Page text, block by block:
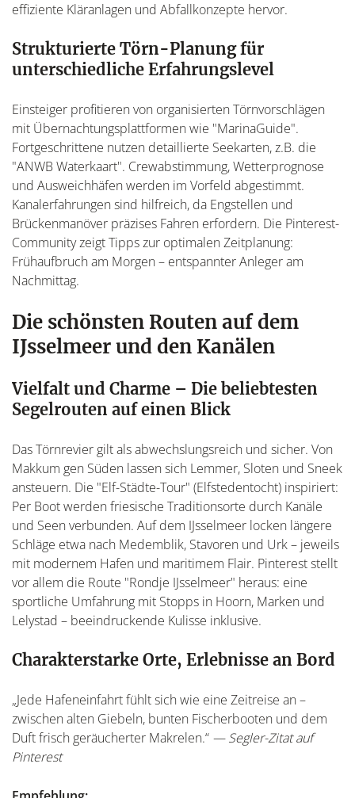
effiziente Kläranlagen und Abfallkonzepte hervor.
Strukturierte Törn-Planung für
unterschiedliche Erfahrungslevel
Einsteiger profitieren von organisierten Törnvorschlägen
mit Übernachtungsplattformen wie "MarinaGuide".
Fortgeschrittene nutzen detaillierte Seekarten, z.B. die
"ANWB Waterkaart". Crewabstimmung, Wetterprognose
und Ausweichhäfen werden im Vorfeld abgestimmt.
Kanalerfahrungen sind hilfreich, da Engstellen und
Brückenmanöver präzises Fahren erfordern. Die Pinterest-
Community zeigt Tipps zur optimalen Zeitplanung:
Frühaufbruch am Morgen – entspannter Anleger am
Nachmittag.
Die schönsten Routen auf dem
IJsselmeer und den Kanälen
Vielfalt und Charme – Die beliebtesten
Segelrouten auf einen Blick
Das Törnrevier gilt als abwechslungsreich und sicher. Von
Makkum gen Süden lassen sich Lemmer, Sloten und Sneek
ansteuern. Die "Elf-Städte-Tour" (Elfstedentocht) inspiriert:
Per Boot werden friesische Traditionsorte durch Kanäle
und Seen verbunden. Auf dem IJsselmeer locken längere
Schläge etwa nach Medemblik, Stavoren und Urk – jeweils
mit modernem Hafen und maritimem Flair. Pinterest stellt
vor allem die Route "Rondje IJsselmeer" heraus: eine
sportliche Umfahrung mit Stopps in Hoorn, Marken und
Lelystad – beeindruckende Kulisse inklusive.
Charakterstarke Orte, Erlebnisse an Bord
„Jede Hafeneinfahrt fühlt sich wie eine Zeitreise an –
zwischen alten Giebeln, bunten Fischerbooten und dem
Duft frisch geräucherter Makrelen.“ — Segler-Zitat auf
Pinterest